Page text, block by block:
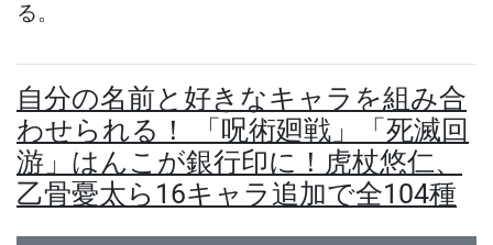
る。
自分の名前と好きなキャラを組み合
わせられる！ 「呪術廻戦」「死滅回
游」はんこが銀行印に！虎杖悠仁、
乙骨憂太ら16キャラ追加で全104種